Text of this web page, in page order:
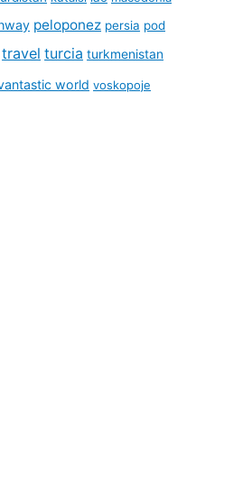
peloponez persia pod
travel turcia turkmenistan
world voskopoje